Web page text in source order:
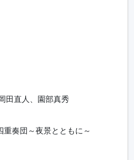
田直人、園部真秀
奏団～夜景とともに～